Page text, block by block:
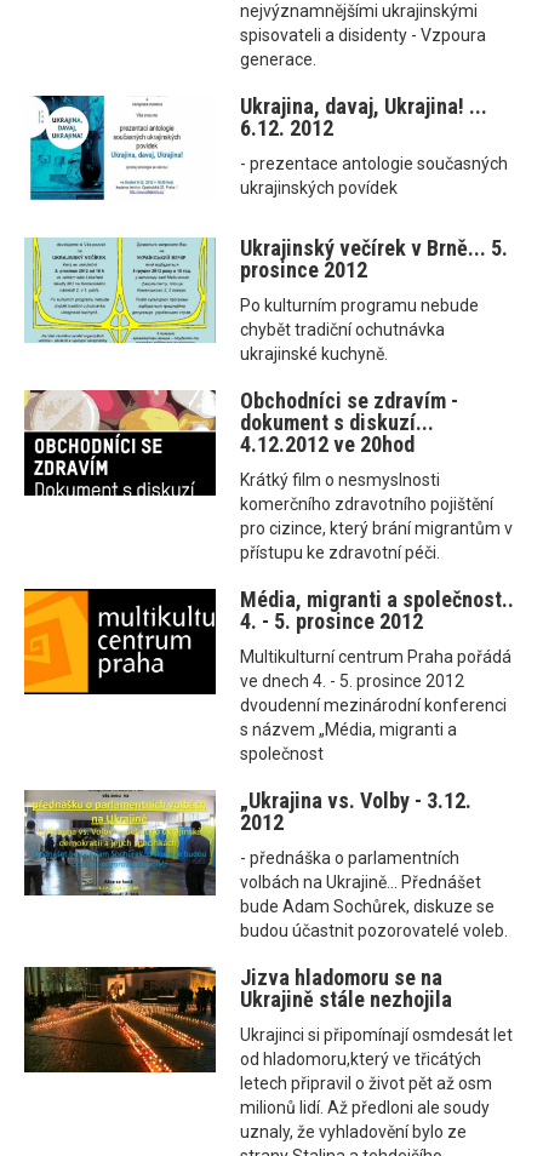
nejvýznamnějšími ukrajinskými
spisovateli a disidenty - Vzpoura
generace.
Ukrajina, davaj, Ukrajina! ...
6.12. 2012
- prezentace antologie současných
ukrajinských povídek
Ukrajinský večírek v Brně... 5.
prosince 2012
Po kulturním programu nebude
chybět tradiční ochutnávka
ukrajinské kuchyně.
Obchodníci se zdravím -
dokument s diskuzí...
4.12.2012 ve 20hod
Krátký film o nesmyslnosti
komerčního zdravotního pojištění
pro cizince, který brání migrantům v
přístupu ke zdravotní péči.
Média, migranti a společnost..
4. - 5. prosince 2012
Multikulturní centrum Praha pořádá
ve dnech 4. - 5. prosince 2012
dvoudenní mezinárodní konferenci
s názvem „Média, migranti a
společnost
„Ukrajina vs. Volby - 3.12.
2012
- přednáška o parlamentních
volbách na Ukrajině... Přednášet
bude Adam Sochůrek, diskuze se
budou účastnit pozorovatelé voleb.
Jizva hladomoru se na
Ukrajině stále nezhojila
Ukrajinci si připomínají osmdesát let
od hladomoru,který ve třicátých
letech připravil o život pět až osm
milionů lidí. Až předloni ale soudy
uznaly, že vyhladovění bylo ze